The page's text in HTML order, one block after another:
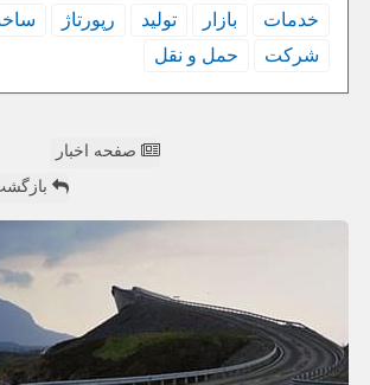
خدمات بازار تولید رپورتاژ
شركت
حمل و نقل
صفحه اخبار